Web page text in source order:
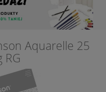
Aquarelle 25
RG